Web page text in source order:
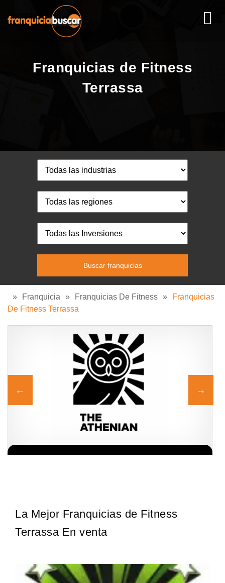
Franquicias de Fitness
Terrassa
» Franquicia » Franquicias De Fitness »
Franquicias
De Fitness Terrassa
La Mejor Franquicias de Fitness
Terrassa En venta